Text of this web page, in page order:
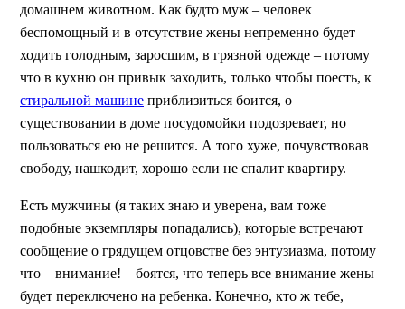
домашнем животном. Как будто муж – человек
беспомощный и в отсутствие жены непременно будет
ходить голодным, заросшим, в грязной одежде – потому
что в кухню он привык заходить, только чтобы поесть, к
стиральной машине приблизиться боится, о
существовании в доме посудомойки подозревает, но
пользоваться ею не решится. А того хуже, почувствовав
свободу, нашкодит, хорошо если не спалит квартиру.
Есть мужчины (я таких знаю и уверена, вам тоже
подобные экземпляры попадались), которые встречают
сообщение о грядущем отцовстве без энтузиазма, потому
что – внимание! – боятся, что теперь все внимание жены
будет переключено на ребенка. Конечно, кто ж тебе,